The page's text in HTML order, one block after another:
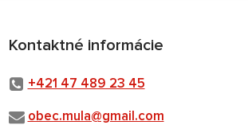
Kontaktné informácie
+421 47 489 23 45
obec.mula@gmail.com